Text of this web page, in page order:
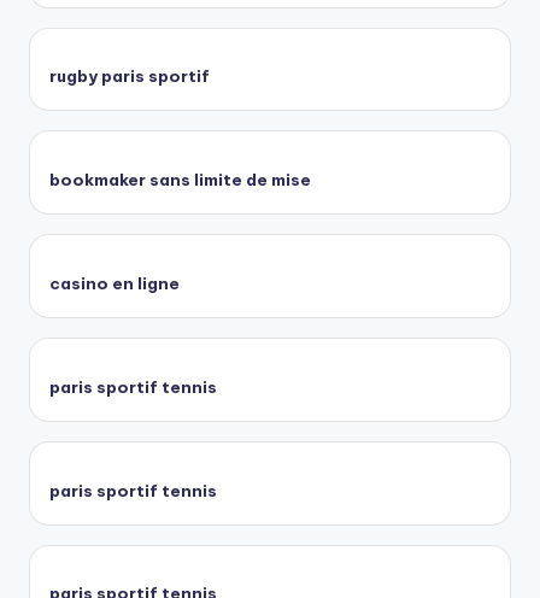
rugby paris sportif
bookmaker sans limite de mise
casino en ligne
paris sportif tennis
paris sportif tennis